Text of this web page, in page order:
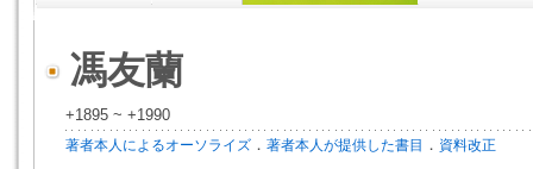
馮友蘭
+1895 ~ +1990
著者本人によるオーソライズ ． 著者本人が提供した書目 ． 資料改正